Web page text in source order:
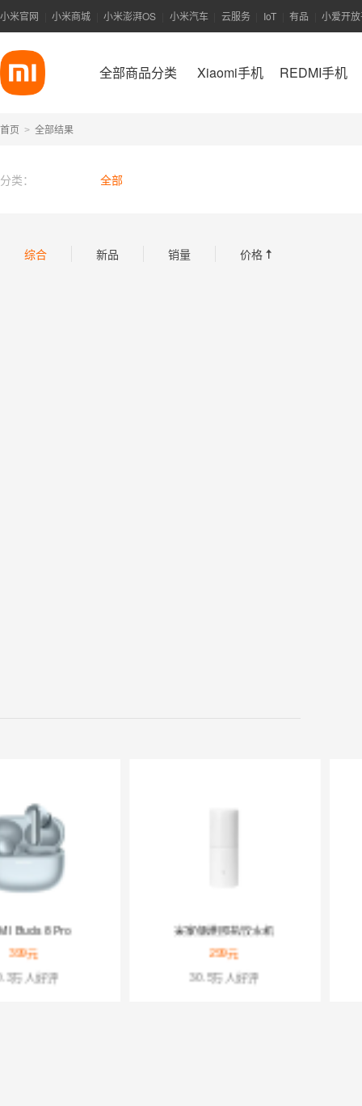
小米官网 小米商城 小米澎湃OS 小米汽车 云服务 IoT 有品 小爱开
全部商品分类 Xiaomi手机 REDMI手机
首页 > 全部结果
分类： 全部
综合 新品 销量 价格 
米家电动剃须刀
8171人好评
REDMI 蓝牙音箱 2
8.7万人好评